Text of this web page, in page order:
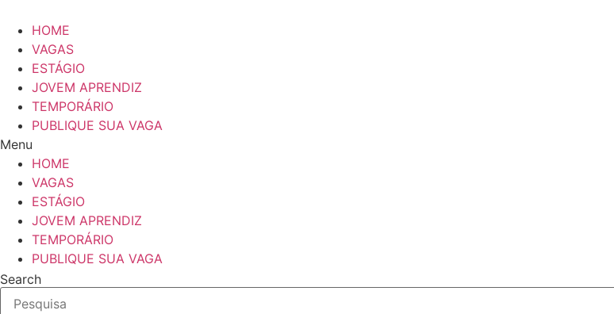
HOME
VAGAS
ESTÁGIO
JOVEM APRENDIZ
TEMPORÁRIO
PUBLIQUE SUA VAGA
Menu
HOME
VAGAS
ESTÁGIO
JOVEM APRENDIZ
TEMPORÁRIO
PUBLIQUE SUA VAGA
Search